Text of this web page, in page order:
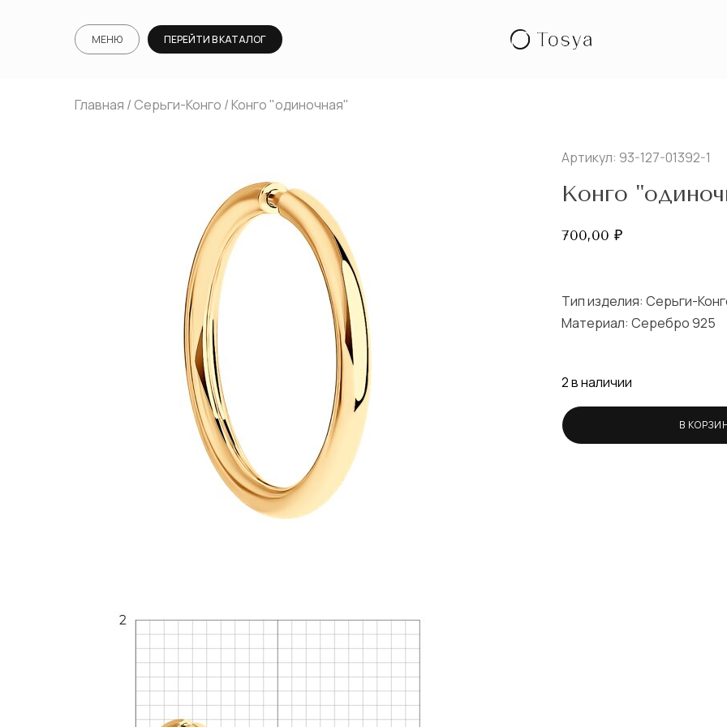
МЕНЮ ПЕРЕЙТИ В КАТАЛОГ
Главная / Серьги-Конго / Конго "одиночная"
Артикул: 93-127-01392-1
Конго
700,00 ₽
Тип изделия: Серьги-
Материал: Серебро 925
2 в наличии
В